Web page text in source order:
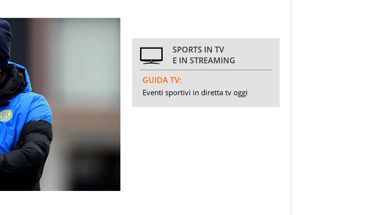
SPORTS IN TV
E IN STREAMING
GUIDA TV:
Eventi sportivi in diretta tv oggi